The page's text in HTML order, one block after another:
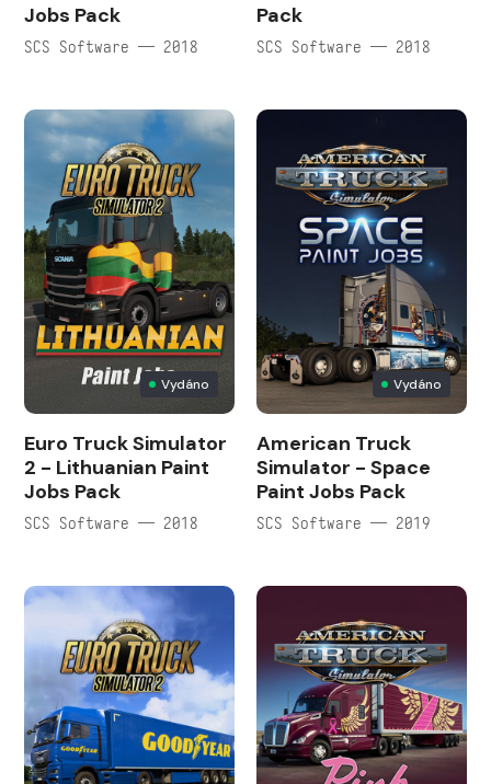
Jobs Pack
SCS Software — 2018
Pack
SCS Software — 2018
Vydáno
Euro Truck Simulator
2 - Lithuanian Paint
Jobs Pack
SCS Software — 2018
Vydáno
American Truck
Simulator - Space
Paint Jobs Pack
SCS Software — 2019